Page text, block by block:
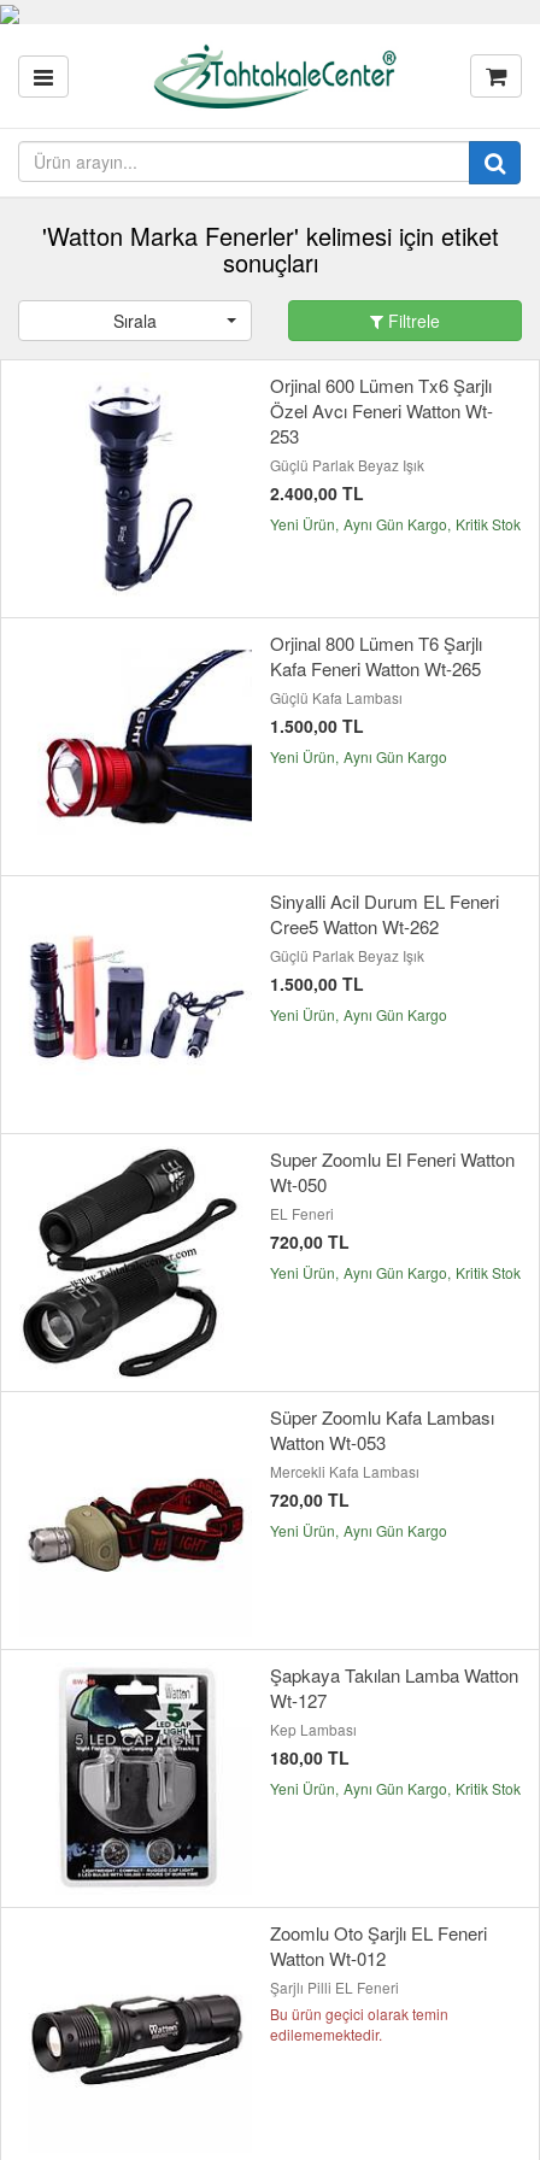
'Watton Marka Fenerler' kelimesi için etiket
sonuçları
Sırala Filtrele
Orjinal 600 Lümen Tx6 Şarjlı
Özel Avcı Feneri Watton Wt-
253
Güçlü Parlak Beyaz Işık
2.400,00 TL
Yeni Ürün Aynı Gün Kargo Kritik Stok
Orjinal 800 Lümen T6 Şarjlı
Kafa Feneri Watton Wt-265
Güçlü Kafa Lambası
1.500,00 TL
Yeni Ürün Aynı Gün Kargo
Sinyalli Acil Durum EL Feneri
Cree5 Watton Wt-262
Güçlü Parlak Beyaz Işık
1.500,00 TL
Yeni Ürün Aynı Gün Kargo
Super Zoomlu El Feneri Watton
Wt-050
EL Feneri
720,00 TL
Yeni Ürün Aynı Gün Kargo Kritik Stok
Süper Zoomlu Kafa Lambası
Watton Wt-053
Mercekli Kafa Lambası
720,00 TL
Yeni Ürün Aynı Gün Kargo
Şapkaya Takılan Lamba Watton
Wt-127
Kep Lambası
180,00 TL
Yeni Ürün Aynı Gün Kargo Kritik Stok
Zoomlu Oto Şarjlı EL Feneri
Watton Wt-012
Şarjlı Pilli EL Feneri
Bu ürün geçici olarak temin
edilememektedir.